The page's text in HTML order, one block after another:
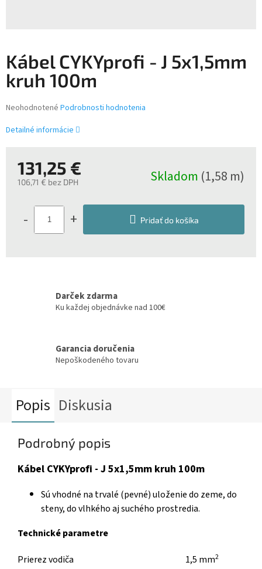
Kábel CYKYprofi - J 5x1,5mm
kruh 100m
Priemerné
produktu
hviezdičiek.
Neohodnotené Podrobnosti hodnotenia
Detailné informácie
131,25 €
106,71 € bez DPH
cena:
Skladom (1,58 m)
- + Pridať do košíka
Darček zdarma
Ku každej objednávke nad 100€
Garancia doručenia
Nepoškodeného tovaru
Popis Diskusia
Podrobný popis
Kábel CYKYprofi - J 5x1,5mm kruh 100m
Sú vhodné na trvalé (pevné) uloženie do zeme, do
steny, do vlhkého aj suchého prostredia.
Technické parametre
Prierez vodiča 1,5 mm2